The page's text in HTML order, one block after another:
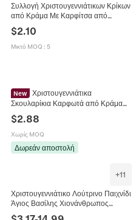
Συλλογή Χριστουγεννιάτικων Κρίκων
από Κράμα Με Καρφίτσα από
Ανοξείδωτο Ατσάλι Άγιος Βασίλης
Χιονονιφάδα Τάρανδος Κοσμήματα
για Πάρτι Γυναικεία
$2.10
Μικτό MOQ : 5
New
Χριστουγεννιάτικα
Σκουλαρίκια Καρφωτά από Κράμα
Ξύλου Άγιος Βασίλης Χιονάνθρωπος
Δέντρο Τάρανδος Μοτίβο
Εορταστικό Πάρτι Γυναικεία
Κοσμήματα
$2.88
Χωρίς MOQ
Δωρεάν αποστολή
+11
Χριστουγεννιάτικο Λούτρινο Παιχνίδι
Άγιος Βασίλης Χιονάνθρωπος